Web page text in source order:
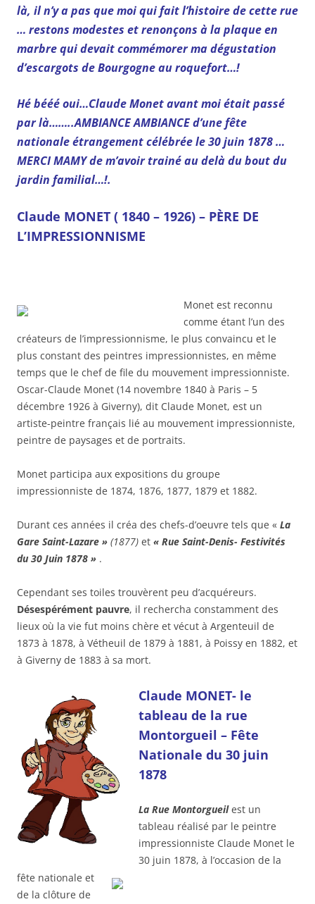
là, il n’y a pas que moi qui fait l’histoire de cette rue
… restons modestes et renonçons à la plaque en
marbre qui devait commémorer ma dégustation
d’escargots de Bourgogne au roquefort…!
Hé bééé oui…Claude Monet avant moi était passé
par là……..AMBIANCE AMBIANCE d’une fête
nationale étrangement célébrée le 30 juin 1878 …
MERCI MAMY de m’avoir trainé au delà du bout du
jardin familial…!.
Claude MONET ( 1840 – 1926) – PÈRE DE
L’IMPRESSIONNISME
Monet est reconnu
comme étant l’un des
créateurs de l’impressionnisme, le plus convaincu et le
plus constant des peintres impressionnistes, en même
temps que le chef de file du mouvement impressionniste.
Oscar-Claude Monet (14 novembre 1840 à Paris – 5
décembre 1926 à Giverny), dit Claude Monet, est un
artiste-peintre français lié au mouvement impressionniste,
peintre de paysages et de portraits.
Monet participa aux expositions du groupe
impressionniste de 1874, 1876, 1877, 1879 et 1882.
Durant ces années il créa des chefs-d’oeuvre tels que « La
Gare Saint-Lazare » (1877) et « Rue Saint-Denis- Festivités
du 30 Juin 1878 » .
Cependant ses toiles trouvèrent peu d’acquéreurs.
Désespérément pauvre, il rechercha constamment des
lieux où la vie fut moins chère et vécut à Argenteuil de
1873 à 1878, à Vétheuil de 1879 à 1881, à Poissy en 1882, et
à Giverny de 1883 à sa mort.
Claude MONET- le
tableau de la rue
Montorgueil – Fête
Nationale du 30 juin
1878
La Rue Montorgueilest un
tableau réalisé par le peintre
impressionniste Claude Monet le
30 juin 1878, à l’occasion de la
fête nationale et
de la clôture de